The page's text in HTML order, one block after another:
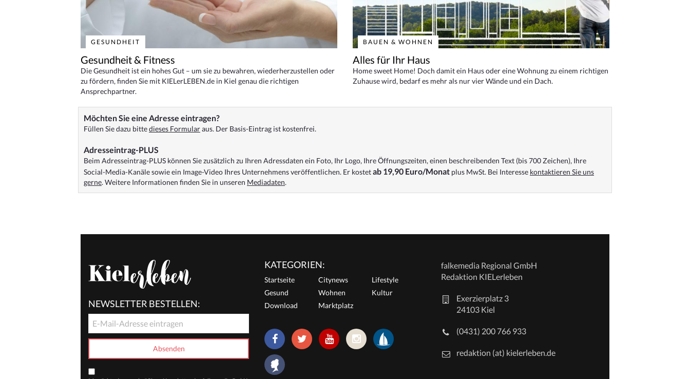
GESUNDHEIT
Gesundheit & Fitness
Die Gesundheit ist ein hohes Gut – um sie zu bewahren, wiederherzustellen oder
zu fördern, finden Sie mit KIELerLEBEN.de in Kiel genau die richtigen
Ansprechpartner.
BAUEN & WOHNEN
Alles für Ihr Haus
Home sweet Home! Doch damit ein Haus oder eine Wohnung zu einem richtigen
Zuhause wird, bedarf es mehr als nur vier Wände und ein Dach.
Möchten Sie eine Adresse eintragen?
Füllen Sie dazu bittedieses Formularaus. Der Basis-Eintrag ist kostenfrei.
Adresseintrag-PLUS
Beim Adresseintrag-PLUS können Sie zusätzlich zu Ihren Adressdaten ein Foto, Ihr Logo, Ihre Öffnungszeiten, einen beschreibenden Text (bis 700 Zeichen), Ihre
Social-Media-Kanäle sowie ein Image-Video Ihres Unternehmens veröffentlichen. Er kostetab 19,90 Euro/Monat plus MwSt. Bei Interesse kontaktieren Sie uns
gerne. Weitere Informationen finden Sie in unseren Mediadaten.
NEWSLETTER BESTELLEN:
KATEGORIEN:
Startseite Citynews
Lifestyle
Gesund
Wohnen
Kultur
Download
Marktplatz
falkemedia Regional GmbH
Redaktion KIELerleben
Exerzierplatz 3
24103 Kiel
(0431) 200 766 933
redaktion (at) kielerleben.de